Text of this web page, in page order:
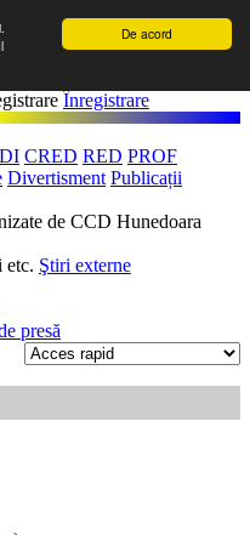
De acord
Înregistrare
CRED RED PROF
Divertisment Publicații
Ştiri externe
presă